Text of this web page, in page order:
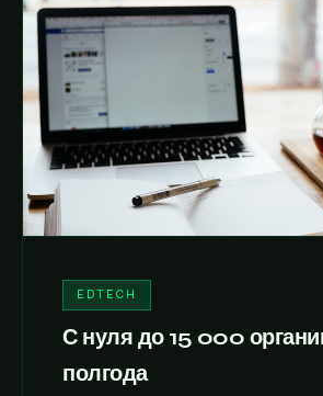
EDTECH
С нуля до 15 000
полгода